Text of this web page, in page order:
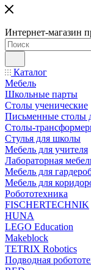
Интернет-магазин
Каталог
Мебель
Школьные парты
Столы ученические
Письменные столы
Столы-
Стулья для школы
Мебель для учителя
Лабораторная
Мебель для
Мебель для
Робототехника
FISCHERTECHNIK
HUNA
LEGO Education
Makeblock
TETRIX Robotics
Подводная